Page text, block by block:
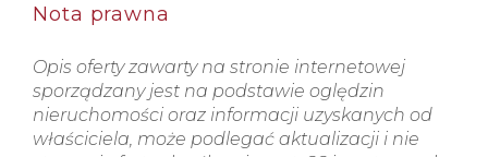
Nota prawna
Opis oferty zawarty na stronie internetowej
sporządzany jest na podstawie oględzin
nieruchomości oraz informacji uzyskanych od
właściciela, może podlegać aktualizacji i nie